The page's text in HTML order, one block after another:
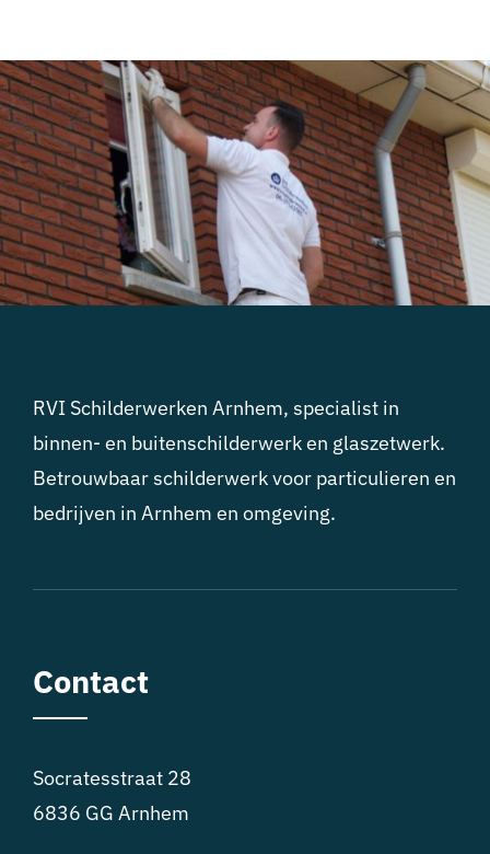
RVI Schilderwerken Arnhem, specialist in
binnen- en buitenschilderwerk en glaszetwerk.
Betrouwbaar schilderwerk voor particulieren en
bedrijven in Arnhem en omgeving.
Contact
Socratesstraat 28
6836 GG Arnhem